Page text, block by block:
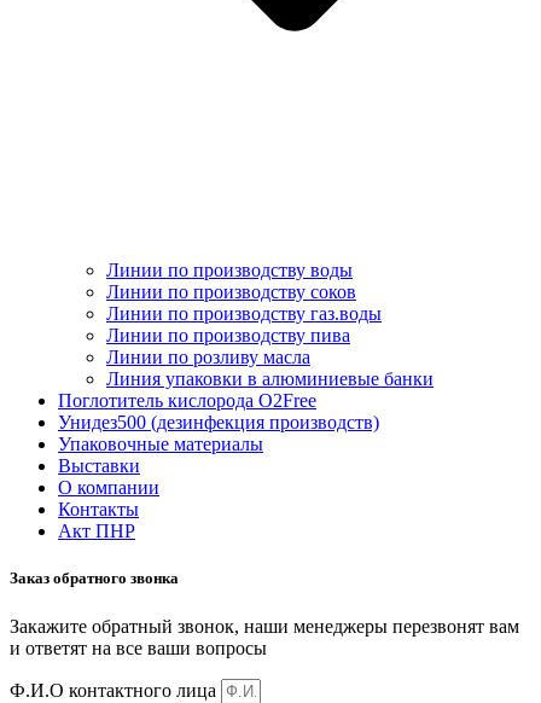
Линии по производству воды
Линии по производству соков
Линии по производству газ.воды
Линии по производству пива
Линии по розливу масла
Линия упаковки в алюминиевые банки
Поглотитель кислорода O2Free
Унидез500 (дезинфекция производств)
Упаковочные материалы
Выставки
О компании
Контакты
Акт ПНР
Заказ обратного звонка
Закажите обратный звонок, наши менеджеры перезвонят вам
и ответят на все ваши вопросы
Ф.И.О контактного лица